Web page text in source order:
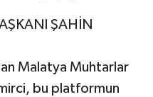
ŞAHİN
Malatya Muhtarlar
bu platformun